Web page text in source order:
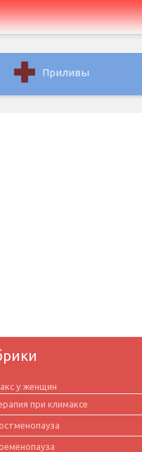
Приливы
у женщин
при климаксе